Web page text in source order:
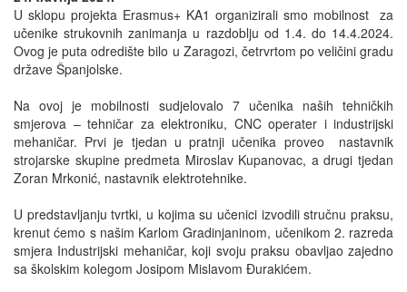
U sklopu projekta Erasmus+ KA1 organizirali smo mobilnost za
učenike strukovnih zanimanja u razdoblju od 1.4. do 14.4.2024.
Ovog je puta odredište bilo u Zaragozi, četrvrtom po veličini gradu
države Španjolske.
Na ovoj je mobilnosti sudjelovalo 7 učenika naših tehničkih
smjerova – tehničar za elektroniku, CNC operater i industrijski
mehaničar. Prvi je tjedan u pratnji učenika proveo nastavnik
strojarske skupine predmeta Miroslav Kupanovac, a drugi tjedan
Zoran Mrkonić, nastavnik elektrotehnike.
U predstavljanju tvrtki, u kojima su učenici izvodili stručnu praksu,
krenut ćemo s našim Karlom Gradinjaninom, učenikom 2. razreda
smjera Industrijski mehaničar, koji svoju praksu obavljao zajedno
sa školskim kolegom Josipom Mislavom Đurakićem.